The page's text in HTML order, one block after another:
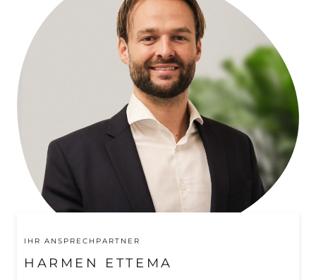
IHR ANSPRECHPARTNER
HARMEN ETTEMA